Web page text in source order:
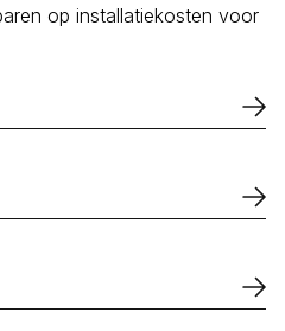
op installatiekosten voor
en planten die
Verdubbel je lichtintensiteit
is ontworpen om
terwijl het een hogere
lichtintensiteitseis en
De RED T320 belichting